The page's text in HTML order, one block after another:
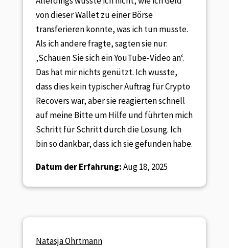
von dieser Wallet zu einer Börse
transferieren konnte, was ich tun musste.
Als ich andere fragte, sagten sie nur:
‚Schauen Sie sich ein YouTube-Video an‘.
Das hat mir nichts genützt. Ich wusste,
dass dies kein typischer Auftrag für Crypto
Recovers war, aber sie reagierten schnell
auf meine Bitte um Hilfe und führten mich
Schritt für Schritt durch die Lösung. Ich
bin so dankbar, dass ich sie gefunden habe.
Datum der Erfahrung:Aug 18, 2025
Natasja Ohrtmann